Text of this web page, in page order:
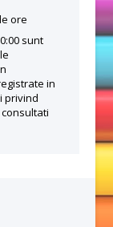
ore
sunt
in
privind